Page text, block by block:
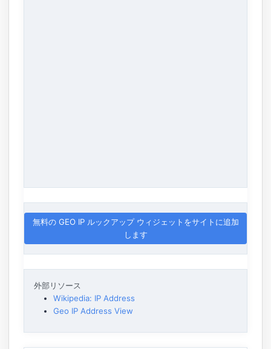
無料の GEO IP ルックアップ ウィジェットをサイトに追加
します
外部リソース
Wikipedia: IP Address
Geo IP Address View